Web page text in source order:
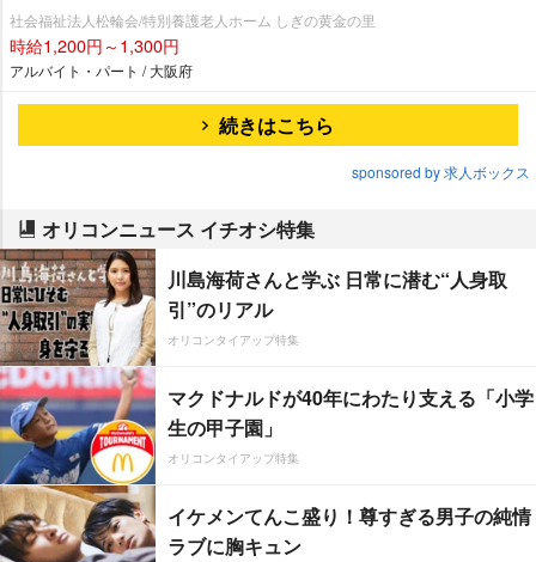
社会福祉法人松輪会/特別養護老人ホーム しぎの黄金の里
時給1,200円～1,300円
アルバイト・パート / 大阪府
続きはこちら
sponsored by 求人ボックス
オリコンニュース イチオシ特集
川島海荷さんと学ぶ 日常に潜む“人身取
引”のリアル
オリコンタイアップ特集
マクドナルドが40年にわたり支える「小学
生の甲子園」
オリコンタイアップ特集
イケメンてんこ盛り！尊すぎる男子の純情
ラブに胸キュン